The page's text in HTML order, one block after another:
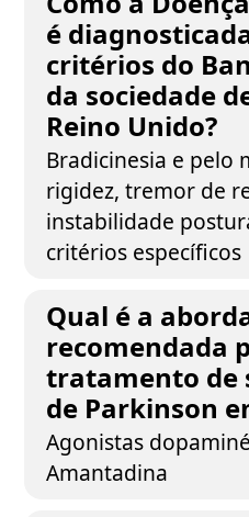
é
critérios do
da sociedade
Reino Unido?
Bradicinesia e pelo
rigidez, tremor de
instabilidade
critérios específicos
Qual é a
recomendada
tratamento de
de Parkinson
Agonistas
Amantadina